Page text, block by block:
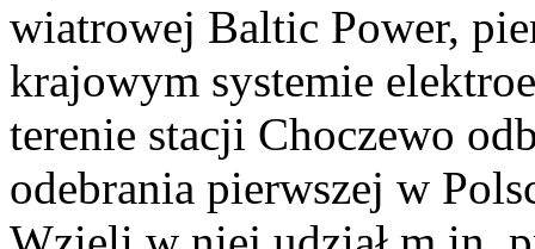
wiatrowej Baltic Power,
krajowym systemie
terenie stacji Choczewo
odebrania pierwszej w